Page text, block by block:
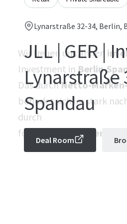
Lynarstraße 32-34, Berlin,
JLL | GER |
Lynarstraße
Spandau
Deal Room
Wir freuen uns, Ihnen im
Investment in Berlin-
Das durchNetto-
befindet sich im stark
durch
folgende
Investment-